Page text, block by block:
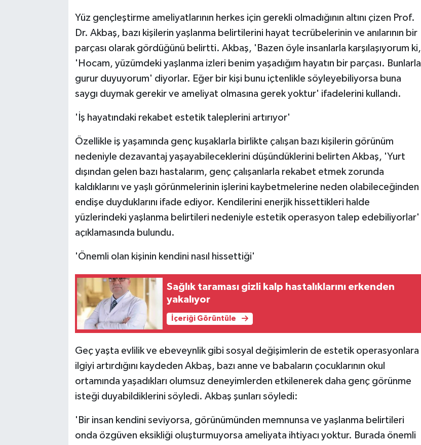
Yüz gençleştirme ameliyatlarının herkes için gerekli olmadığının altını çizen Prof.
Dr. Akbaş, bazı kişilerin yaşlanma belirtilerini hayat tecrübelerinin ve anılarının bir
parçası olarak gördüğünü belirtti. Akbaş, 'Bazen öyle insanlarla karşılaşıyorum ki,
'Hocam, yüzümdeki yaşlanma izleri benim yaşadığım hayatın bir parçası. Bunlarla
gurur duyuyorum' diyorlar. Eğer bir kişi bunu içtenlikle söyleyebiliyorsa buna
saygı duymak gerekir ve ameliyat olmasına gerek yoktur' ifadelerini kullandı.
'İş hayatındaki rekabet estetik taleplerini artırıyor'
Özellikle iş yaşamında genç kuşaklarla birlikte çalışan bazı kişilerin görünüm
nedeniyle dezavantaj yaşayabileceklerini düşündüklerini belirten Akbaş, 'Yurt
dışından gelen bazı hastalarım, genç çalışanlarla rekabet etmek zorunda
kaldıklarını ve yaşlı görünmelerinin işlerini kaybetmelerine neden olabileceğinden
endişe duyduklarını ifade ediyor. Kendilerini enerjik hissettikleri halde
yüzlerindeki yaşlanma belirtileri nedeniyle estetik operasyon talep edebiliyorlar'
açıklamasında bulundu.
'Önemli olan kişinin kendini nasıl hissettiği'
Sağlık taraması gizli kalp hastalıklarını erkenden
yakalıyor
İçeriği Görüntüle
Geç yaşta evlilik ve ebeveynlik gibi sosyal değişimlerin de estetik operasyonlara
ilgiyi artırdığını kaydeden Akbaş, bazı anne ve babaların çocuklarının okul
ortamında yaşadıkları olumsuz deneyimlerden etkilenerek daha genç görünme
isteği duyabildiklerini söyledi. Akbaş şunları söyledi:
'Bir insan kendini seviyorsa, görünümünden memnunsa ve yaşlanma belirtileri
onda özgüven eksikliği oluşturmuyorsa ameliyata ihtiyacı yoktur. Burada önemli